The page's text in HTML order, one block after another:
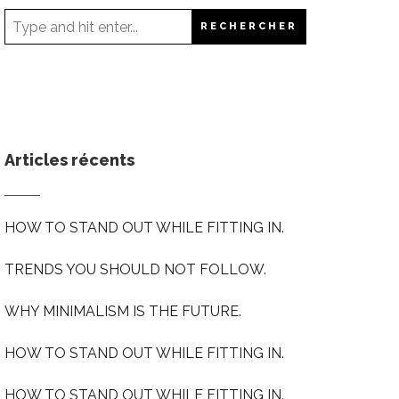
Articles récents
HOW TO STAND OUT WHILE FITTING IN.
TRENDS YOU SHOULD NOT FOLLOW.
WHY MINIMALISM IS THE FUTURE.
HOW TO STAND OUT WHILE FITTING IN.
HOW TO STAND OUT WHILE FITTING IN.